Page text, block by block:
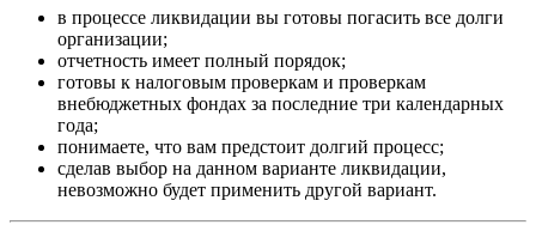
в процессе ликвидации вы готовы погасить все долги
организации;
отчетность имеет полный порядок;
готовы к налоговым проверкам и проверкам
внебюджетных фондах за последние три календарных
года;
понимаете, что вам предстоит долгий процесс;
сделав выбор на данном варианте ликвидации,
невозможно будет применить другой вариант.